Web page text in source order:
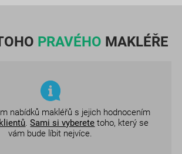
PRAVÉHO MAKLÉŘE
nabídků makléřů s jejich hodnocením
.Sami si vyberete toho, který se
vám bude líbit nejvíce.